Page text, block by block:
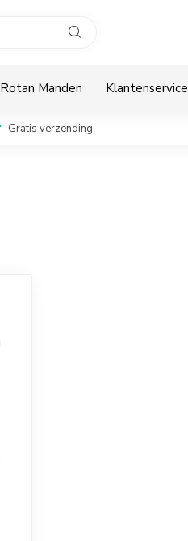
Rotan Manden Klantenservice
Gratis verzending